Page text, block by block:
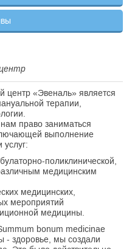
центр «Эвеналь» является
терапии,
право заниматься
выполнение
поликлинической,
медицинским
медицинских,
мероприятий
медицины.
bonum medicinae
- здоровье, мы создали